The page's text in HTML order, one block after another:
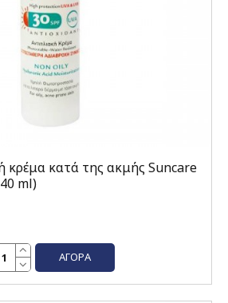
κρέμα κατά της ακμής Suncare
ml)
ΑΓΟΡΆ